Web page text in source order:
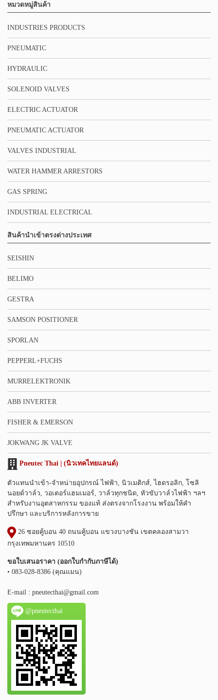
หมวดหมู่สินค้า
INDUSTRIES PRODUCTS
PNEUMATIC
HYDRAULIC
SOLENOID VALVES
ELECTRIC ACTUATOR
PNEUMATIC ACTUATOR
VALVES INDUSTRIAL
WATER HAMMER ARRESTORS
GAS SPRING
INDUSTRIAL ELECTRICAL
สินค้านำเข้าตรงต่างประเทศ
SEISHIN
BELIMO
GESTRA
SAMSON POSITIONER
SPORLAN
PEPPERL+FUCHS
MURRELEKTRONIK
ABB INVERTER
FISHER & EMERSON
JOKWANG JK VALVE
Pneutec Thai | (นิวเทคไทยแลนด์)
ตัวแทนนำเข้า-จำหน่ายอุปกรณ์ ไฟฟ้า, นิวเมติกส์, ไฮดรอลิก, โซลิ
นอยด์วาล์ว, วอเตอร์แฮมเมอร์, วาล์วทุกชนิด, หัวขับวาล์วไฟฟ้า ฯลฯ
สำหรับงานอุตสาหกรรม ของแท้ ส่งตรงจากโรงงาน พร้อมให้คำ
ปรึกษา และบริการหลังการขาย
26 ซอยคู้บอน 40 ถนนคู้บอน แขวงบางชัน เขตคลองสามวา
กรุงเทพมหานคร 10510
ขอใบเสนอราคา (ออกใบกำกับภาษีได้)
• 083-028-8386 (คุณแมน)
E-mail : pneutecthai@gmail.com
@pneutecthai